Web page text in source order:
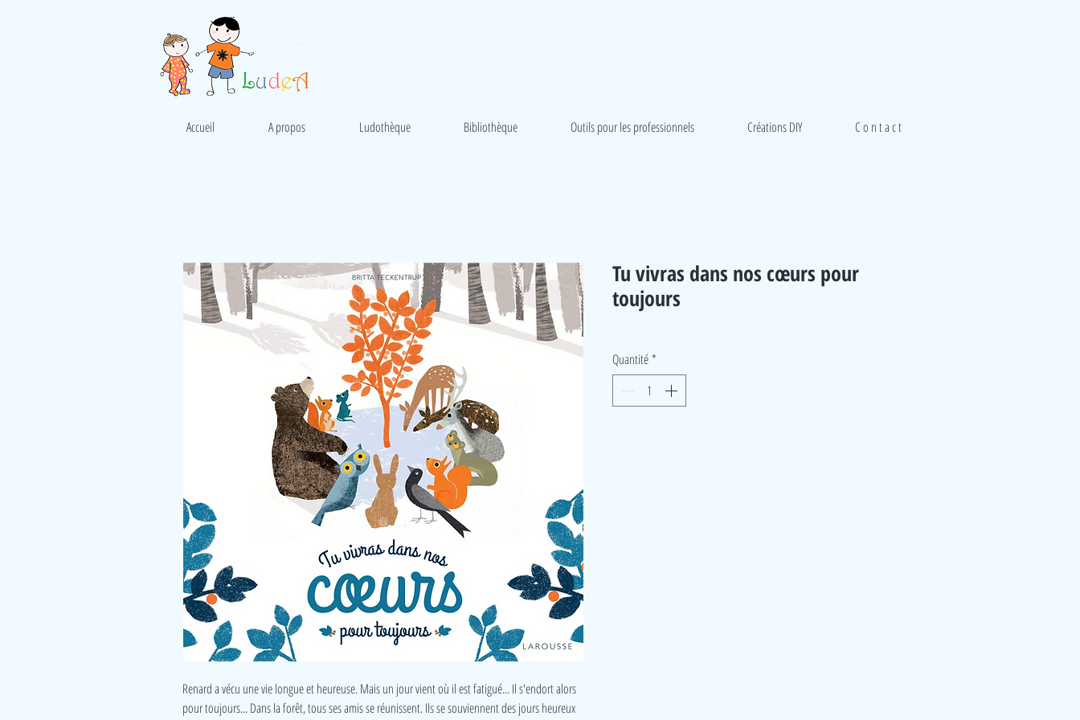
Accueil A propos Ludothèque Bibliothèque Outils pour les professionnels Créations DIY C o n t a c t
Renard a vécu une vie longue et heureuse. Mais un jour vient où il est fatigué... Il s'endort alors
pour toujours... Dans la forêt, tous ses amis se réunissent. Ils se souviennent des jours heureux
Tu vivras dans nos cœurs pour
toujours
Quantité *